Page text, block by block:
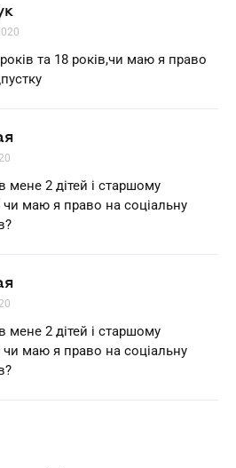
та 18 років,чи маю я право
мене 2 дітей і старшому
маю я право на соціальну
мене 2 дітей і старшому
маю я право на соціальну